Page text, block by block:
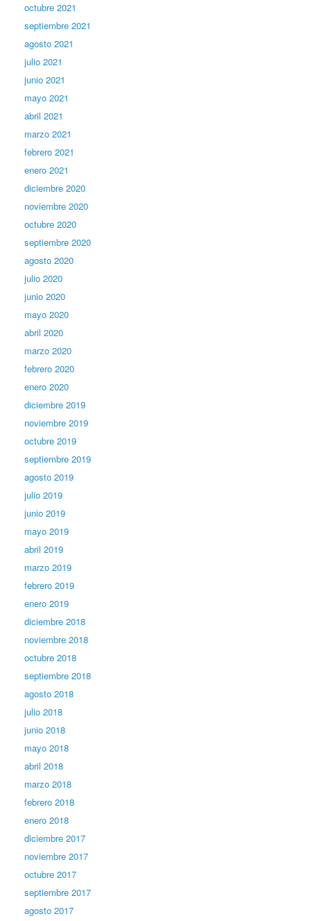
octubre 2021
septiembre 2021
agosto 2021
julio 2021
junio 2021
mayo 2021
abril 2021
marzo 2021
febrero 2021
enero 2021
diciembre 2020
noviembre 2020
octubre 2020
septiembre 2020
agosto 2020
julio 2020
junio 2020
mayo 2020
abril 2020
marzo 2020
febrero 2020
enero 2020
diciembre 2019
noviembre 2019
octubre 2019
septiembre 2019
agosto 2019
julio 2019
junio 2019
mayo 2019
abril 2019
marzo 2019
febrero 2019
enero 2019
diciembre 2018
noviembre 2018
octubre 2018
septiembre 2018
agosto 2018
julio 2018
junio 2018
mayo 2018
abril 2018
marzo 2018
febrero 2018
enero 2018
diciembre 2017
noviembre 2017
octubre 2017
septiembre 2017
agosto 2017